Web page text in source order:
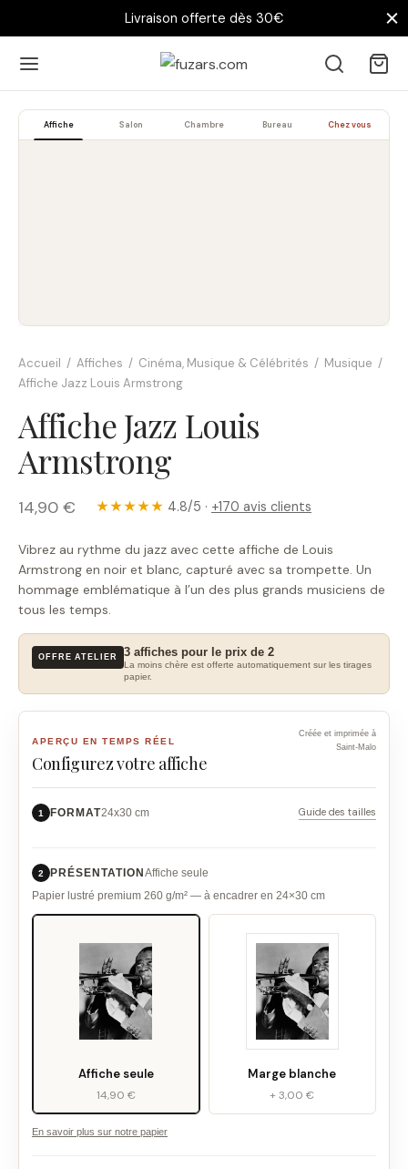
Livraison offerte dès 30€
Affiche Salon Chambre Bureau Chez vous
Accueil / Affiches / Cinéma, Musique & Célébrités / Musique /
Affiche Jazz Louis Armstrong
Affiche Jazz Louis
Armstrong
14,90 € ★★★★★ 4.8/5 · +170 avis clients
Vibrez au rythme du jazz avec cette affiche de Louis
Armstrong en noir et blanc, capturé avec sa trompette. Un
hommage emblématique à l’un des plus grands musiciens de
tous les temps.
OFFRE ATELIER 3 affiches pour le prix de 2
La moins chère est offerte automatiquement sur les tirages
papier.
APERÇU EN TEMPS RÉEL
Configurez votre affiche
Créée et imprimée à
Saint-Malo
1 FORMAT24x30 cm Guide des tailles
2 PRÉSENTATION Affiche seule
Papier lustré premium 260 g/m² — à encadrer en 24×30 cm
Affiche seule
14,90 €
Marge blanche
+ 3,00 €
En savoir plus sur notre papier